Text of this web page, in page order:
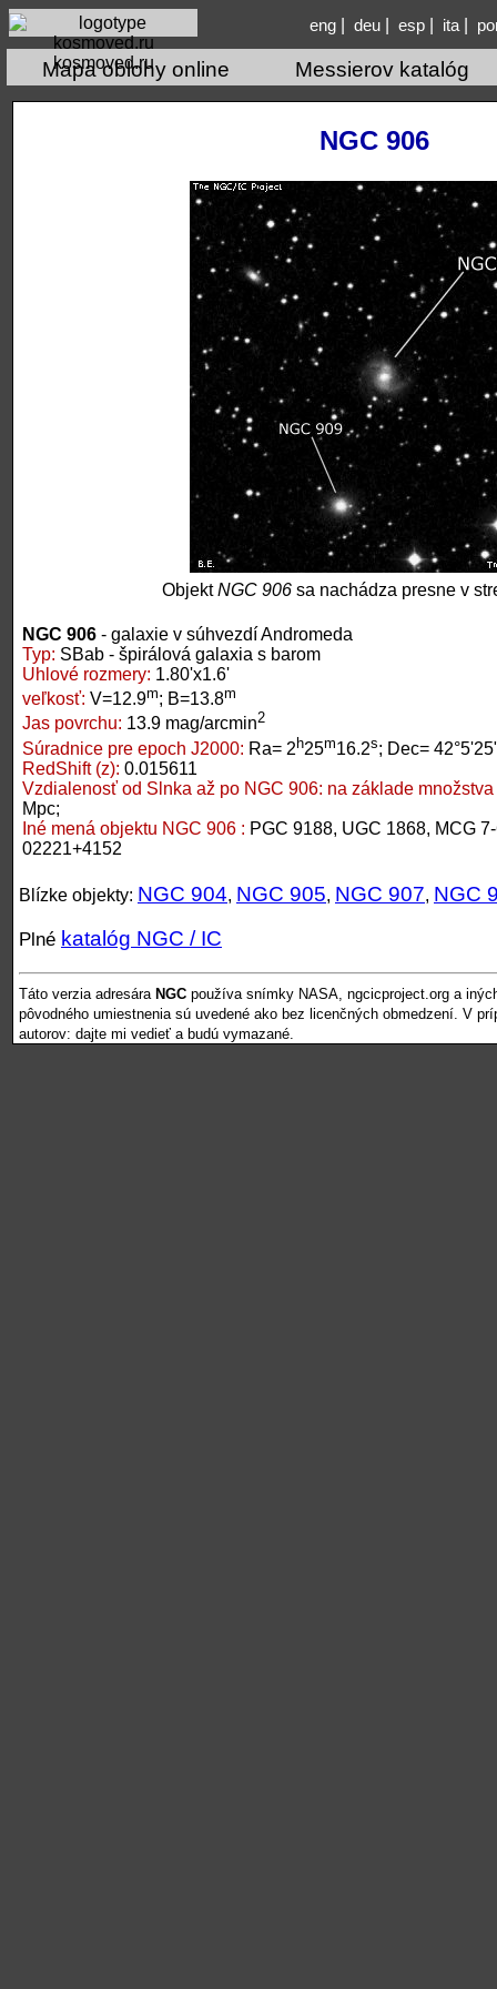
kosmoved.ru
eng| deu| esp| ita|
Mapa oblohy online Messierov katalóg
NGC 906
ObjektNGC 906 sa nachádza presne v
NGC 906 - galaxie v súhvezdí Andromeda
Typ: SBab - špirálová galaxia s barom
Uhlové rozmery: 1.80'x1.6'
veľkosť: V=12.9m; B=13.8m
Jas povrchu: 13.9 mag/arcmin2
Súradnice pre epoch J2000: Ra= 2 h25m16.2s; Dec=
RedShift (z): 0.015611
Vzdialenosť od Slnka až po NGC 906: na základe
Mpc;
Iné mená objektu NGC 906 : PGC 9188, UGC 1868, MCG
02221+4152
Blízke objekty: NGC 904, NGC 905, NGC 907, NGC
Plné katalóg NGC / IC
Táto verzia adresára NGC používa snímky NASA, ngcicproject.org a
pôvodného umiestnenia sú uvedené ako bez licenčných obmedzení. V
autorov: dajte mi vedieť a budú vymazané.